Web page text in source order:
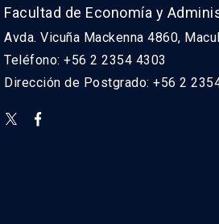
Facultad de Economía y
Avda. Vicuña Mackenna 4860,
Teléfono: +56 2 2354 4303
Dirección de Postgrado: +56 2